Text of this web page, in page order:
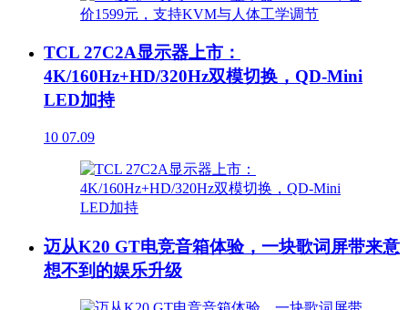
TCL 27C2A显示器上市：
4K/160Hz+HD/320Hz双模切换，QD-Mini
LED加持
10 07.09
迈从K20 GT电竞音箱体验，一块歌词屏带来意
想不到的娱乐升级